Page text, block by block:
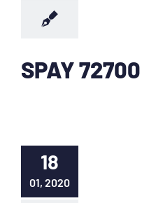
SPAY 72700
18
01, 2020